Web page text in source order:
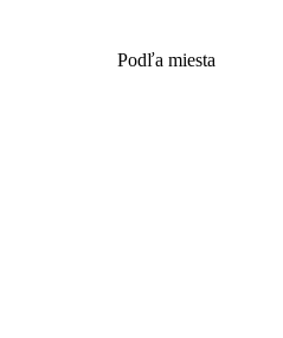
Podľa miesta